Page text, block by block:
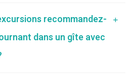
recommandez-
dans un gîte avec